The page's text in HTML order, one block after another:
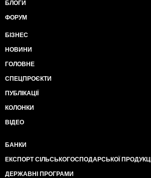
БЛОГИ
ФОРУМ
БІЗНЕС
НОВИНИ
ГОЛОВНЕ
СПЕЦПРОЄКТИ
ПУБЛІКАЦІЇ
КОЛОНКИ
ВІДЕО
БАНКИ
ЕКСПОРТ СІЛЬСЬКОГОСПОДАРСЬКОЇ ПРОДУКЦІЇ
ДЕРЖАВНІ ПРОГРАМИ